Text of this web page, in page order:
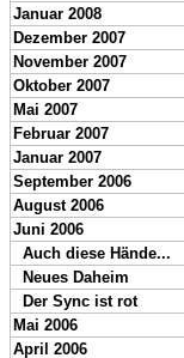
Januar 2008
Dezember 2007
November 2007
Oktober 2007
Mai 2007
Februar 2007
Januar 2007
September 2006
August 2006
Juni 2006
Auch diese Hände...
Neues Daheim
Der Sync ist rot
Mai 2006
April 2006